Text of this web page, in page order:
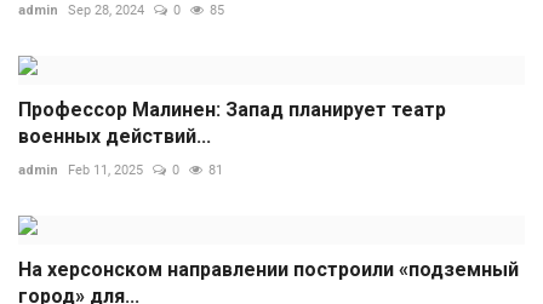
admin Sep 28, 2024 0 85
Профессор Малинен: Запад планирует театр
военных действий...
admin Feb 11, 2025 0 81
На херсонском направлении построили «подземный
город» для...